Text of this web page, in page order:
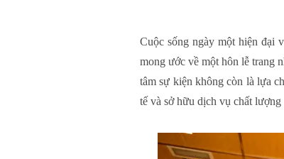
Cuộc sống ngày một hiện đại
mong ước về một hôn lễ trang
tâm sự kiện không còn là lựa
tế và sở hữu dịch vụ chất